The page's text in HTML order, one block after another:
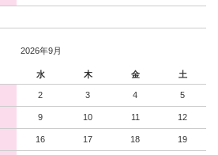
2026年9月
水 木 金 土
2 3 4 5
9 10 11 12
16 17 18 19